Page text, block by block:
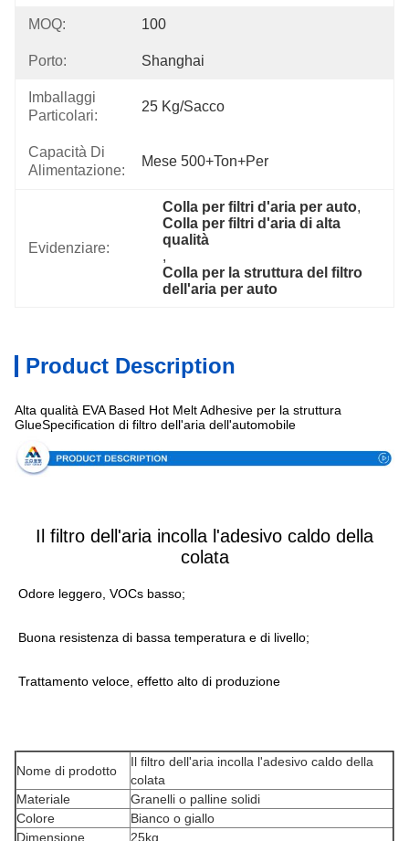
MOQ: 100
Porto: Shanghai
Imballaggi
Particolari:
25 Kg/sacco
Capacità Di
Alimentazione:
Mese 500+Ton+per
Evidenziare:
Colla per filtri d'aria per auto,
Colla per filtri d'aria di alta
qualità
,
Colla per la struttura del filtro
dell'aria per auto
Product Description
Alta qualità EVA Based Hot Melt Adhesive per la struttura
GlueSpecification di filtro dell'aria dell'automobile
Il filtro dell'aria incolla l'adesivo caldo della
colata
Odore leggero, VOCs basso;
Buona resistenza di bassa temperatura e di livello;
Trattamento veloce, effetto alto di produzione
Nome di prodotto
Il filtro dell'aria incolla l'adesivo caldo della
colata
Materiale
Granelli o palline solidi
Colore
Bianco o giallo
Dimensione
25kg